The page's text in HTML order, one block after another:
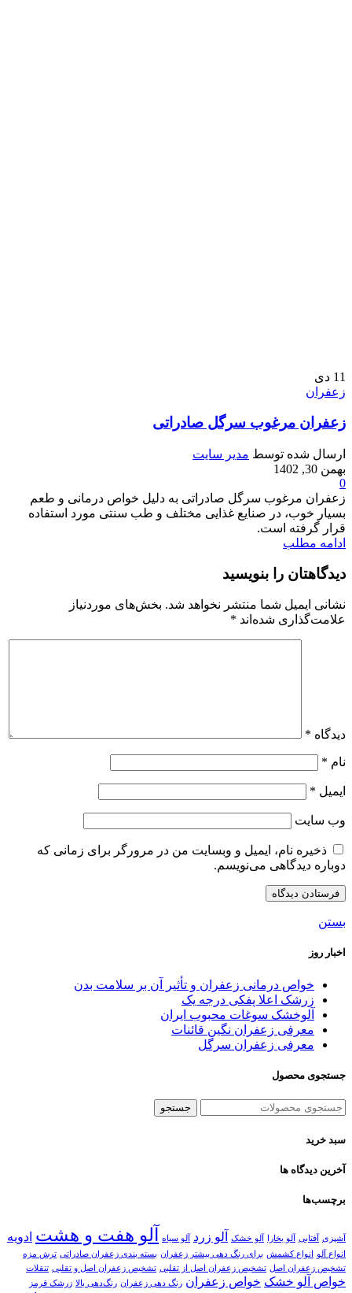
11 دی
زعفران
زعفران مرغوب سرگل صادراتی
ارسال شده توسط مدیر سایت
بهمن 30, 1402
0
زعفران مرغوب سرگل صادراتی به دلیل خواص درمانی و طعم
بسیار خوب، در صنایع غذایی مختلف و طب سنتی مورد استفاده
قرار گرفته است.
ادامه مطلب
دیدگاهتان را بنویسید
نشانی ایمیل شما منتشر نخواهد شد. بخش‌های موردنیاز
علامت‌گذاری شده‌اند *
دیدگاه *
نام *
ایمیل *
وب‌ سایت
ذخیره نام، ایمیل و وبسایت من در مرورگر برای زمانی که
دوباره دیدگاهی می‌نویسم.
بستن
اخبار روز
خواص درمانی زعفران و تأثیر آن بر سلامت بدن
زرشک اعلا پفکی درجه یک
آلوخشک سوغات محبوب ایران
معرفی زعفران نگین قائنات
معرفی زعفران سرگل
جستجوی محصول
جستجو
سبد خرید
آخرین دیدگاه ها
برچسب‌ها
آشپزی آفتابی آلو بخارا آلو خشک آلو زرد آلو سیاه آلو هفت و هشت ادویه
انواع آلو انواع کشمش برای رنگ دهی بیشتر زعفران بسته بندی زعفران صادراتی ترش مزه
تشخیص زعفران اصل تشخیص زعفران اصل از تقلبی تشخیص زعفران اصل و تقلبی تنقلات
خواص آلو خشک خواص زعفران رنگ دهی زعفران رنگ‌دهی بالا زرشک قرمز